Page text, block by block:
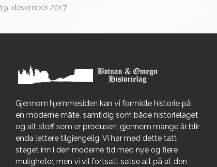
19. desember 2017
Gjennom hjemmesiden kan vi formidle historie på
en moderne måte, samtidig som både historielaget
og alt stoff som er produsert gjennom mange år blir
enda lettere tilgjengelig. Vi har med dette tatt
steget inn i den moderne tid med nye og flere
muligheter, men vi vil fortsatt satse alt på at den